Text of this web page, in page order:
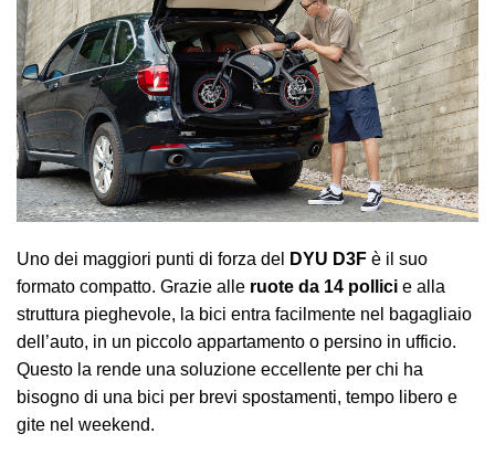
Uno dei maggiori punti di forza del DYU D3F è il suo
formato compatto. Grazie alle ruote da 14 pollici e alla
struttura pieghevole, la bici entra facilmente nel bagagliaio
dell’auto, in un piccolo appartamento o persino in ufficio.
Questo la rende una soluzione eccellente per chi ha
bisogno di una bici per brevi spostamenti, tempo libero e
gite nel weekend.